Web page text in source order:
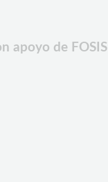
apoyo de FOSIS